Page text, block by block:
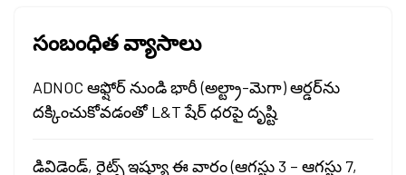
సంబంధిత వ్యాసాలు
ADNOC ఆఫ్షోర్ నుండి భారీ (అల్ట్రా-మెగా) ఆర్డర్‌ను
దక్కించుకోవడంతో L&T షేర్ ధరపై దృష్టి
డివిడెండ్, రైట్స్ ఇష్యూ ఈ వారం (ఆగస్టు 3 – ఆగస్టు 7,